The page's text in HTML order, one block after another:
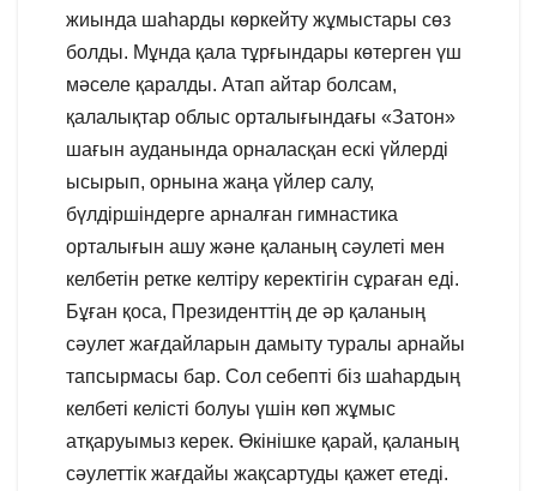
жиында шаһарды көркейту жұмыстары сөз
болды. Мұнда қала тұрғындары көтерген үш
мәселе қаралды. Атап айтар болсам,
қалалықтар облыс орталығындағы «Затон»
шағын ауданында орналасқан ескі үйлерді
ысырып, орнына жаңа үйлер салу,
бүлдіршіндерге арналған гимнастика
орталығын ашу және қаланың сәулеті мен
келбетін ретке келтіру керектігін сұраған еді.
Бұған қоса, Президенттің де әр қаланың
сәулет жағдайларын дамыту туралы арнайы
тапсырмасы бар. Сол себепті біз шаһардың
келбеті келісті болуы үшін көп жұмыс
атқаруымыз керек. Өкінішке қарай, қаланың
сәулеттік жағдайы жақсартуды қажет етеді.